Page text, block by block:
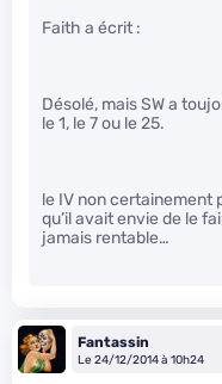
Faith a écrit :
Désolé, mais SW a
le 1, le 7 ou le 25.
le IV non certainement
qu’il avait envie de le
jamais rentable…
Fantassin
Le 24/12/2014 à 10h24